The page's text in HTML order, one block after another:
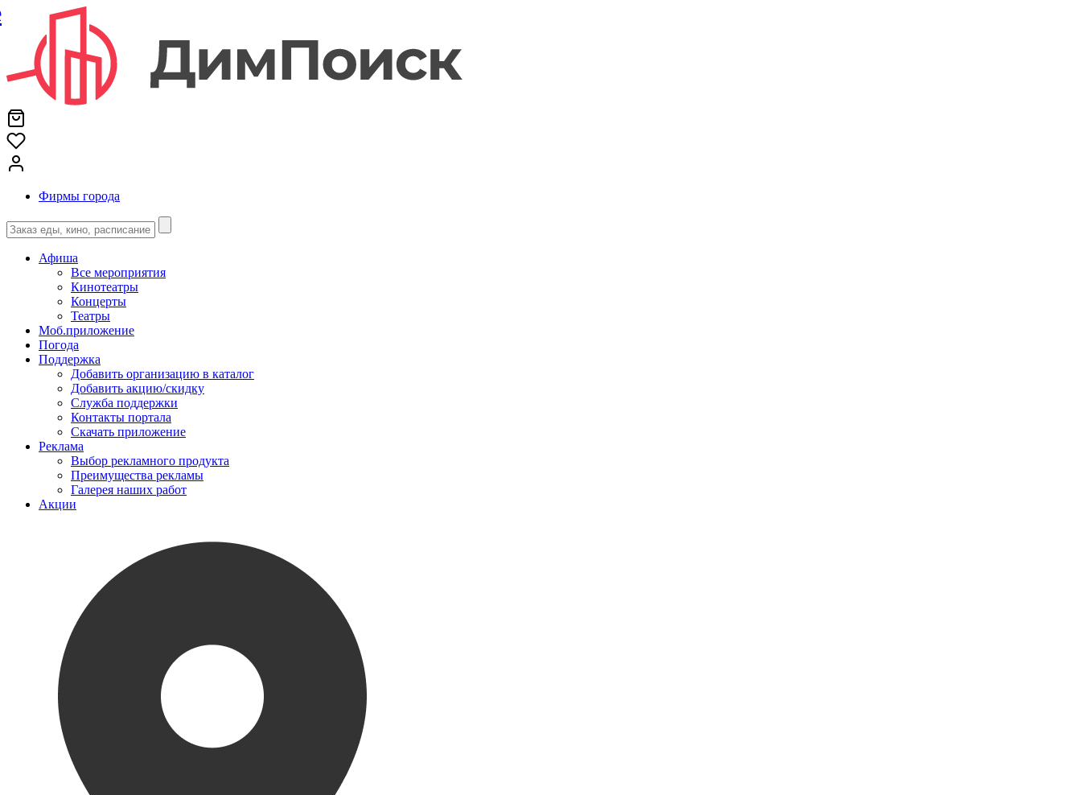
Фирмы города
Афиша
Все мероприятия
Кинотеатры
Концерты
Театры
Моб.приложение
Погода
Поддержка
Добавить организацию в каталог
Добавить акцию/скидку
Служба поддержки
Контакты портала
Скачать приложение
Реклама
Выбор рекламного продукта
Преимущества рекламы
Галерея наших работ
Акции